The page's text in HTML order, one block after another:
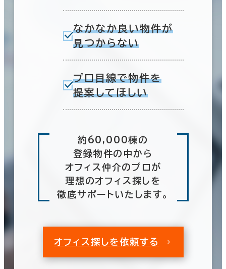
なかなか良い物件が
見つからない
プロ目線で物件を
提案してほしい
約60,000棟の
登録物件の中から
オフィス仲介のプロが
理想のオフィス探しを
徹底サポートいたします。
オフィス探しを依頼する